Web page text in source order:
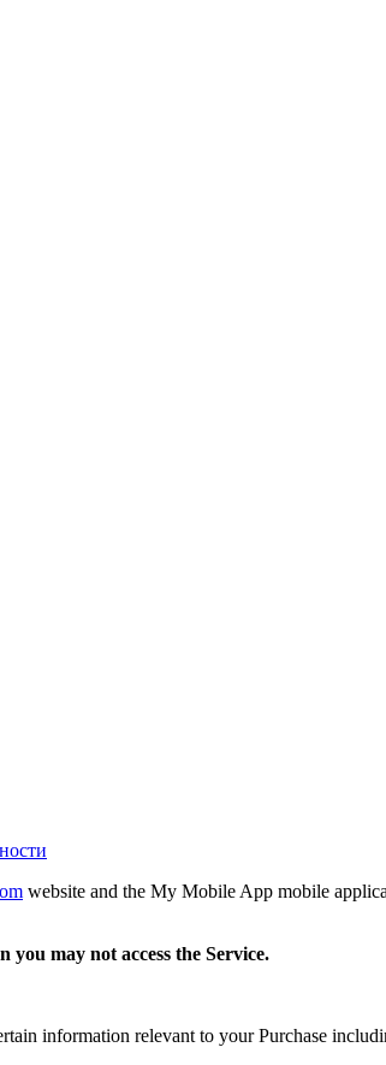
website and the My Mobile App mobile
you may not access the Service.
information relevant to your Purchase